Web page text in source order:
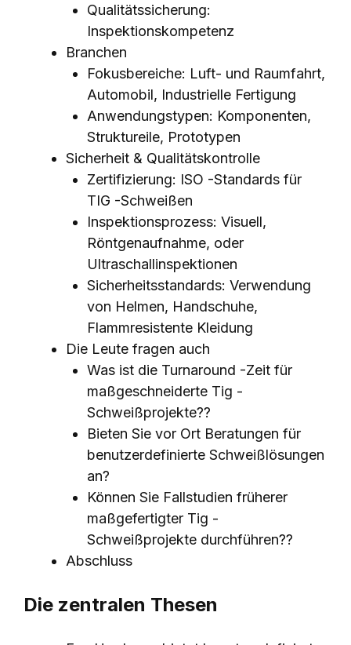
Qualitätssicherung:
Inspektionskompetenz
Branchen
Fokusbereiche: Luft- und Raumfahrt,
Automobil, Industrielle Fertigung
Anwendungstypen: Komponenten,
Struktureile, Prototypen
Sicherheit & Qualitätskontrolle
Zertifizierung: ISO -Standards für
TIG -Schweißen
Inspektionsprozess: Visuell,
Röntgenaufnahme, oder
Ultraschallinspektionen
Sicherheitsstandards: Verwendung
von Helmen, Handschuhe,
Flammresistente Kleidung
Die Leute fragen auch
Was ist die Turnaround -Zeit für
maßgeschneiderte Tig -
Schweißprojekte??
Bieten Sie vor Ort Beratungen für
benutzerdefinierte Schweißlösungen
an?
Können Sie Fallstudien früherer
maßgefertigter Tig -
Schweißprojekte durchführen??
Abschluss
Die zentralen Thesen